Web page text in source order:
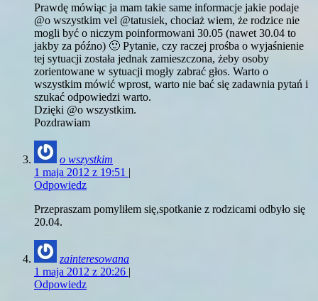
Prawdę mówiąc ja mam takie same informacje jakie podaje
@o wszystkim vel @tatusiek, chociaż wiem, że rodzice nie
mogli być o niczym poinformowani 30.05 (nawet 30.04 to
jakby za późno) 🙂 Pytanie, czy raczej prośba o wyjaśnienie
tej sytuacji została jednak zamieszczona, żeby osoby
zorientowane w sytuacji mogły zabrać głos. Warto o
wszystkim mówić wprost, warto nie bać się zadawnia pytań i
szukać odpowiedzi warto.
Dzięki @o wszystkim.
Pozdrawiam
o wszystkim
1 maja 2012 z 19:51 |
Odpowiedz
Przepraszam pomyliłem się,spotkanie z rodzicami odbyło się
20.04.
zainteresowana
1 maja 2012 z 20:26 |
Odpowiedz